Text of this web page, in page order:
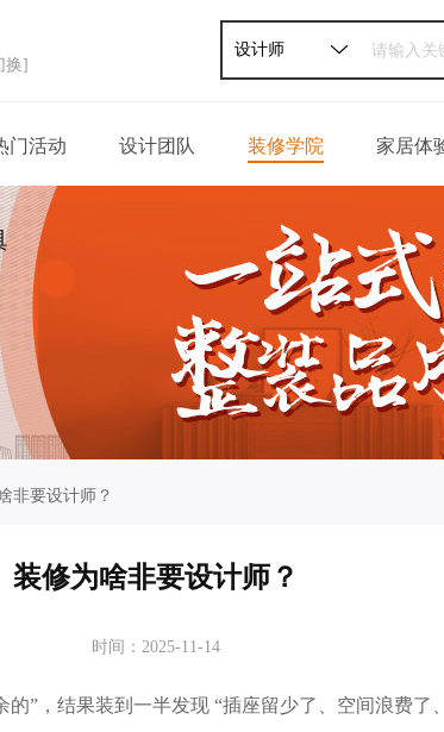
换]
设计师
门活动 设计团队 装修学院
软装攻略
轻松一刻
家居体
非要设计师？
装修为啥非要设计师？
时间：2025-11-14
”，结果装到一半发现 “插座留少了、空间浪费了